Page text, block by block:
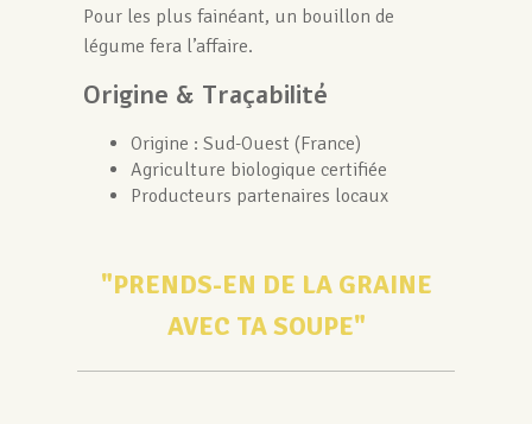
Pour les plus fainéant, un bouillon de
légume fera l’affaire.
Origine & Traçabilité
Origine : Sud-Ouest (France)
Agriculture biologique certifiée
Producteurs partenaires locaux
"PRENDS-EN DE LA GRAINE
AVEC TA SOUPE"